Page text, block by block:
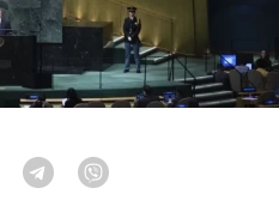
Twitter Telegram